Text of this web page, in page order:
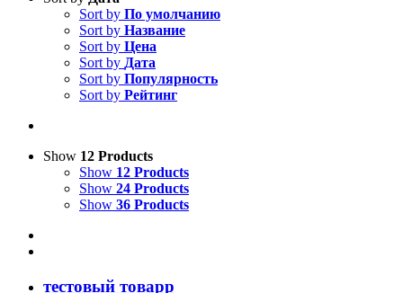
Sort by По умолчанию
Sort by Название
Sort by Цена
Sort by Дата
Sort by Популярность
Sort by Рейтинг
Show 12 Products
Show 12 Products
Show 24 Products
Show 36 Products
тестовый товарр